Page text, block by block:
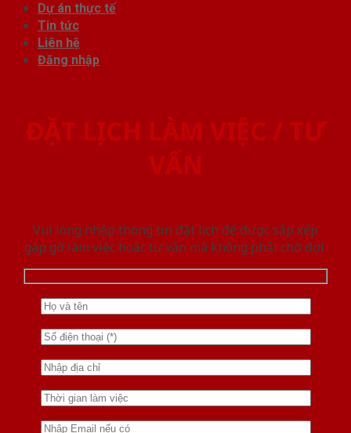
Dự án thực tế
Tin tức
Liên hệ
Đăng nhập
ĐẶT LỊCH LÀM VIỆC / TƯ
VẤN
Vui lòng nhập thông tin đặt lịch để được sắp xếp
gặp gỡ làm việc hoăc tư vấn mà không phải chờ đợi.